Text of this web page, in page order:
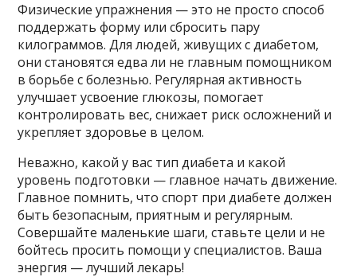
Физические упражнения — это не просто способ
поддержать форму или сбросить пару
килограммов. Для людей, живущих с диабетом,
они становятся едва ли не главным помощником
в борьбе с болезнью. Регулярная активность
улучшает усвоение глюкозы, помогает
контролировать вес, снижает риск осложнений и
укрепляет здоровье в целом.
Неважно, какой у вас тип диабета и какой
уровень подготовки — главное начать движение.
Главное помнить, что спорт при диабете должен
быть безопасным, приятным и регулярным.
Совершайте маленькие шаги, ставьте цели и не
бойтесь просить помощи у специалистов. Ваша
энергия — лучший лекарь!